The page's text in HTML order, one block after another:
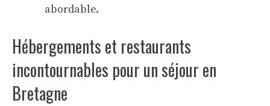
abordable.
Hébergements et restaurants
incontournables pour un séjour en
Bretagne